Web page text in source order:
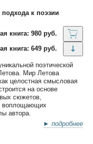
к поэзии
книга: 980 руб.
книга: 649 руб.
поэтической
Мир Летова
целостная смысловая
на основе
сюжетов,
воплощающих
автора.
► подробнее